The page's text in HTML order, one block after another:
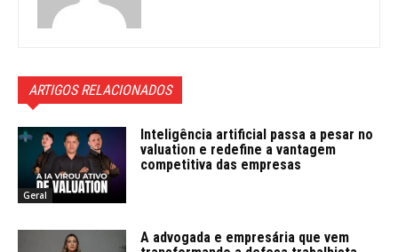
ARTIGOS RELACIONADOS
Geral
Inteligência artificial passa a pesar no
valuation e redefine a vantagem
competitiva das empresas
A advogada e empresária que vem